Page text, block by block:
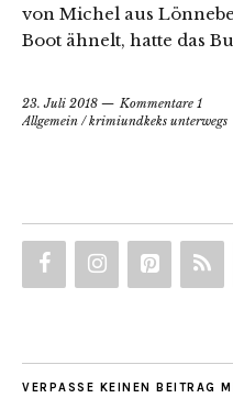
von Michel aus
Boot ähnelt, hatte das
23. Juli 2018
Kommentare 1
Allgemein /krimiundkeks unterwegs
VERPASSE KEINEN BEITRAG